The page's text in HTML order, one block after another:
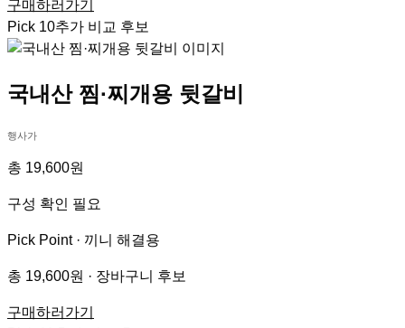
구매하러가기
Pick 10추가 비교 후보
국내산 찜·찌개용 뒷갈비
행사가
총 19,600원
구성 확인 필요
Pick Point · 끼니 해결용
총 19,600원 · 장바구니 후보
구매하러가기